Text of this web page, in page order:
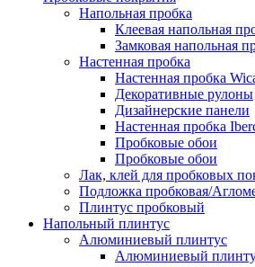
Напольная пробка
Клеевая напольная
Замковая напольная
Настенная пробка
Настенная пробка
Декоративные рулоны
Дизайнерские панели
Настенная пробка
Пробковые обои
Пробковые обои
Лак, клей для пробковых
Подложка пробковая/
Плинтус пробковый
Напольный плинтус
Алюминиевый плинтус
Алюминиевый